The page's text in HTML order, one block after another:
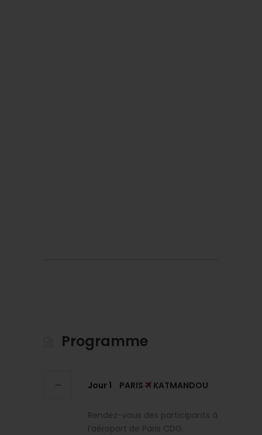
Programme
Jour 1 PARIS KATMANDOU
Rendez-vous des participants à
l’aéroport de Paris CDG.